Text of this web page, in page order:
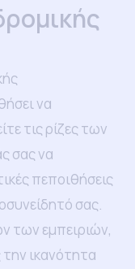
να
τις ρίζες των
σας να
πεποιθήσεις
σας.
των εμπειριών,
ικανότητα